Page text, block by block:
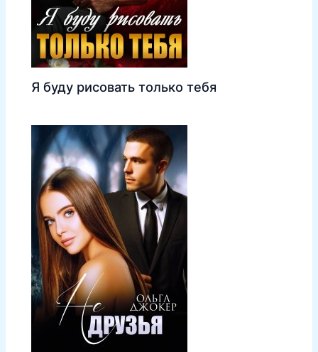
Я буду рисовать только тебя